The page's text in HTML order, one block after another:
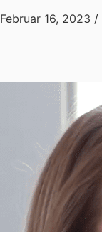
Februar 16, 2023 /